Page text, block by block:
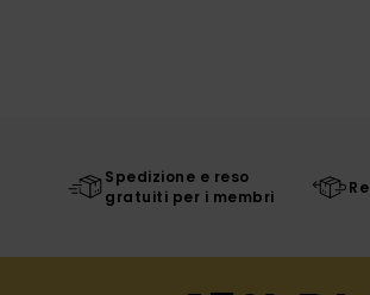
Spedizione e reso
gratuiti per i membri